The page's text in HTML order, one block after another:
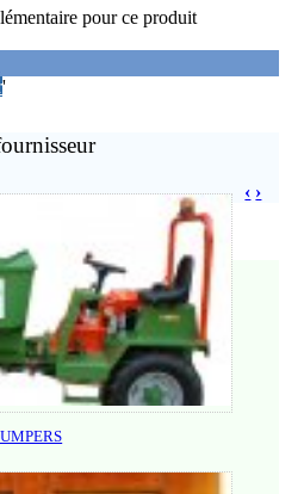
pour ce produit
'
‹ ›